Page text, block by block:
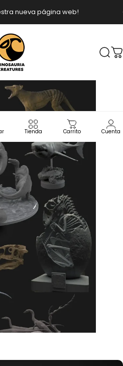
nueva página web!
diapositivas pausa
Dinosauria
Tienda Carrito Cuenta